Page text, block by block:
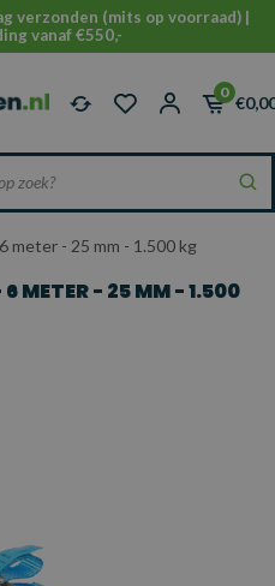
verzonden (mits op voorraad) |
vanaf €550,-
0
meter - 25 mm - 1.500 kg
METER - 25 MM - 1.500